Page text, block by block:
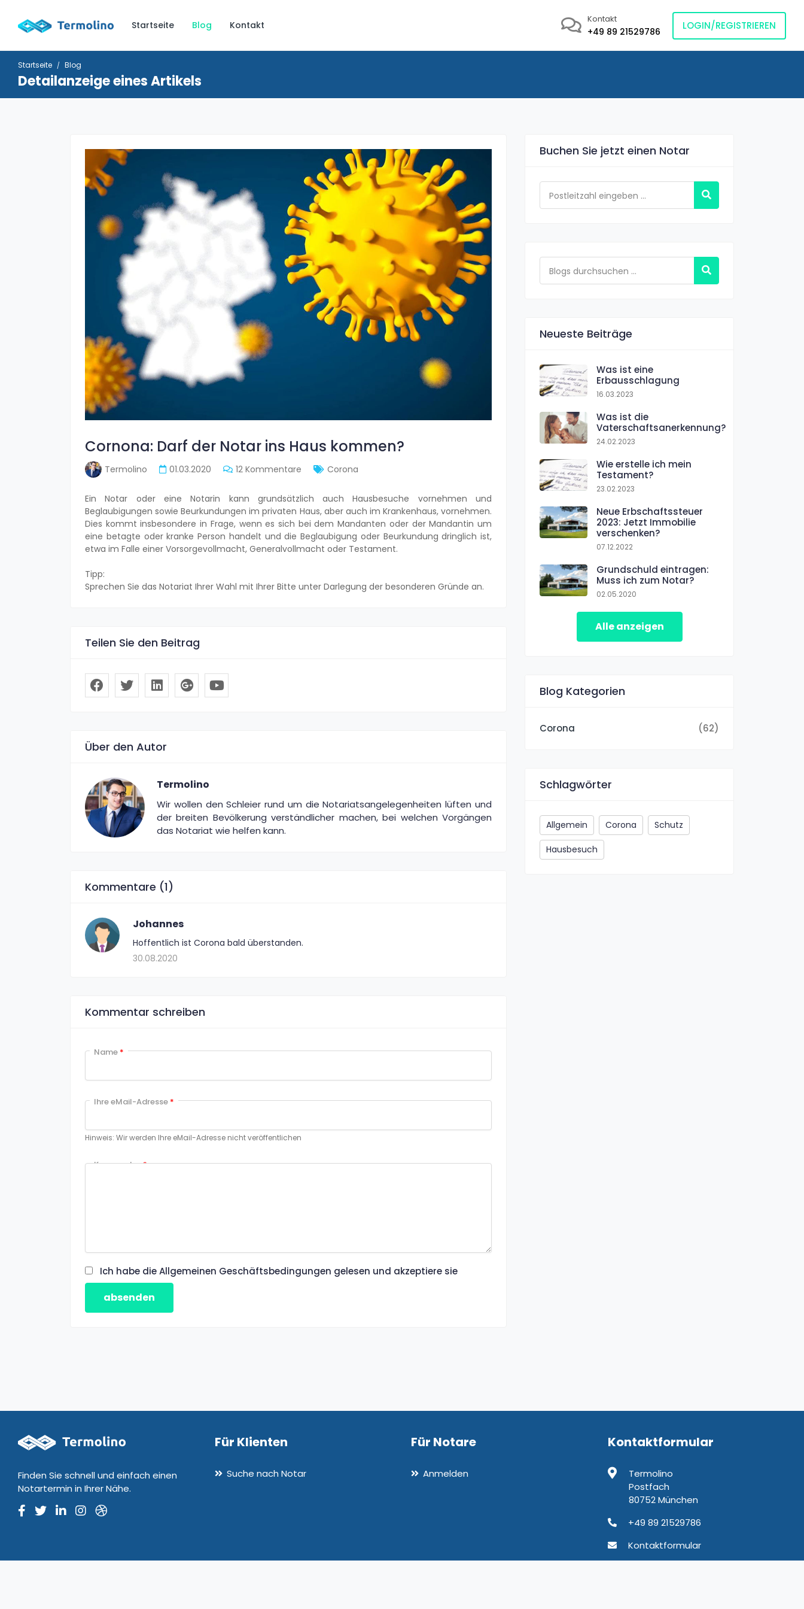
Startseite Blog Kontakt
Kontakt
+49 89 21529786 LOGIN/REGISTRIEREN
Startseite Blog
Detailanzeige eines Artikels
Cornona: Darf der Notar ins Haus kommen?
Termolino 01.03.2020 12 Kommentare Corona
Ein Notar oder eine Notarin kann grundsätzlich auch Hausbesuche vornehmen und
Beglaubigungen sowie Beurkundungen im privaten Haus, aber auch im Krankenhaus, vornehmen.
Dies kommt insbesondere in Frage, wenn es sich bei dem Mandanten oder der Mandantin um
eine betagte oder kranke Person handelt und die Beglaubigung oder Beurkundung dringlich ist,
etwa im Falle einer Vorsorgevollmacht, Generalvollmacht oder Testament.
Tipp:
Sprechen Sie das Notariat Ihrer Wahl mit Ihrer Bitte unter Darlegung der besonderen Gründe an.
Teilen Sie den Beitrag
Über den Autor
Termolino
Wir wollen den Schleier rund um die Notariatsangelegenheiten lüften und
der breiten Bevölkerung verständlicher machen, bei welchen Vorgängen
das Notariat wie helfen kann.
Kommentare (1)
Johannes
Hoffentlich ist Corona bald überstanden.
30.08.2020
Kommentar schreiben
Name *
Ihre eMail-Adresse *
Hinweis: Wir werden Ihre eMail-Adresse nicht veröffentlichen
Kommentar*
Ich habe die Allgemeinen Geschäftsbedingungen gelesen und akzeptiere sie
absenden
Buchen Sie jetzt einen Notar
Neueste Beiträge
Was ist eine
Erbausschlagung
16.03.2023
Was ist die
Vaterschaftsanerkennung?
24.02.2023
Wie erstelle ich mein
Testament?
23.02.2023
Neue Erbschaftssteuer
2023: Jetzt Immobilie
verschenken?
07.12.2022
Grundschuld eintragen:
Muss ich zum Notar?
02.05.2020
Alle anzeigen
Blog Kategorien
Corona (62)
Schlagwörter
Allgemein Corona Schutz
Hausbesuch
Finden Sie schnell und einfach einen
Notartermin in Ihrer Nähe.
Für Klienten
Suche nach Notar
Für Notare
Anmelden
Kontaktformular
Termolino
Postfach
80752 München
+49 89 21529786
Kontaktformular